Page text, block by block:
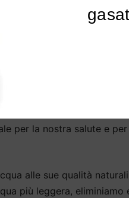
acqua bollente, fredda o
potrà avvenire
la base della cucina.
i vantaggi di un
per la nostra salute e
alle sue qualità
più leggera, eliminiamo